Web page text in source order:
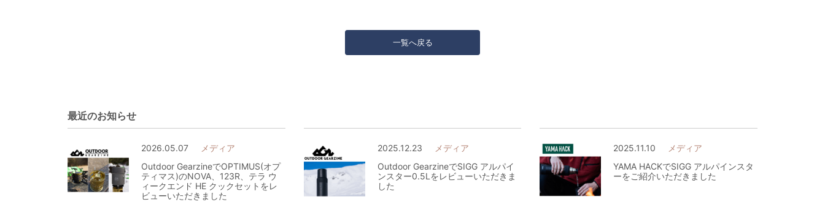
一覧へ戻る
最近のお知らせ
2026.05.07
メディア
Outdoor GearzineでOPTIMUS(オプ
ティマス)のNOVA、123R、テラ ウ
ィークエンド HE クックセットをレ
ビューいただきました
2025.12.23
メディア
Outdoor GearzineでSIGG アルパイ
ンスター0.5Lをレビューいただきま
した
2025.11.10
メディア
YAMA HACKでSIGG アルパインスタ
ーをご紹介いただきました